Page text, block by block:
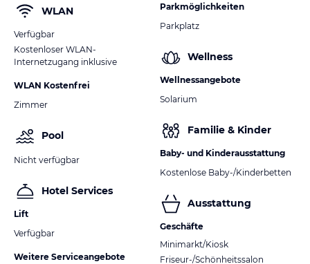
WLAN
Verfügbar
Kostenloser WLAN-
Internetzugang inklusive
WLAN Kostenfrei
Zimmer
Pool
Nicht verfügbar
Hotel Services
Lift
Verfügbar
Weitere Serviceangebote
Parkmöglichkeiten
Parkplatz
Wellness
Wellnessangebote
Solarium
Familie & Kinder
Baby- und Kinderausstattung
Kostenlose Baby-/Kinderbetten
Ausstattung
Geschäfte
Minimarkt/Kiosk
Friseur-/Schönheitssalon